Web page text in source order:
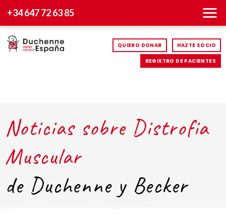
+34 647 72 63 85
QUIERO DONAR HAZTE SOCIO
REGISTRO DE PACIENTES
Noticias sobre Distrofia
Muscular
de Duchenne y Becker